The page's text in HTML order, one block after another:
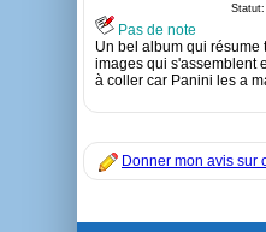
Statut:
Pas de note
Un bel album qui résume
images qui s'assemblent
à coller car Panini les a
Donner mon avis sur